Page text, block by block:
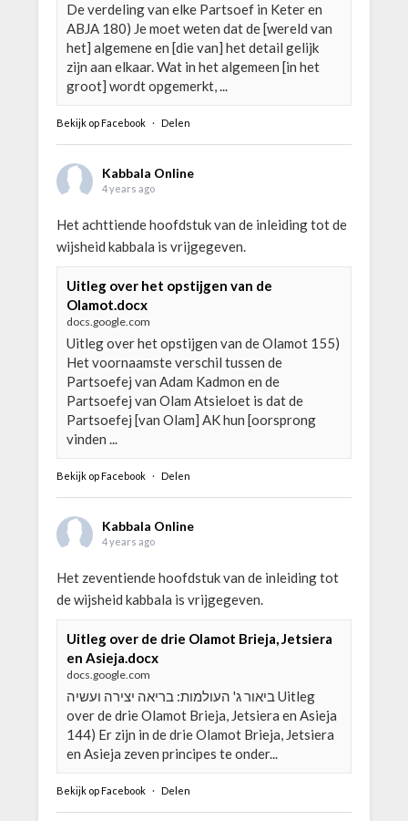
De verdeling van elke Partsoef in Keter en
ABJA 180) Je moet weten dat de [wereld van
het] algemene en [die van] het detail gelijk
zijn aan elkaar. Wat in het algemeen [in het
groot] wordt opgemerkt, ...
Bekijk op Facebook · Delen
Kabbala Online
4 years ago
Het achttiende hoofdstuk van de inleiding tot de
wijsheid kabbala is vrijgegeven.
Uitleg over het opstijgen van de
Olamot.docx
docs.google.com
Uitleg over het opstijgen van de Olamot 155)
Het voornaamste verschil tussen de
Partsoefej van Adam Kadmon en de
Partsoefej van Olam Atsieloet is dat de
Partsoefej [van Olam] AK hun [oorsprong
vinden ...
Bekijk op Facebook · Delen
Kabbala Online
4 years ago
Het zeventiende hoofdstuk van de inleiding tot
de wijsheid kabbala is vrijgegeven.
Uitleg over de drie Olamot Brieja, Jetsiera
en Asieja.docx
docs.google.com
ביאור ג' העולמות: בריאה יצירה ועשיה Uitleg
over de drie Olamot Brieja, Jetsiera en Asieja
144) Er zijn in de drie Olamot Brieja, Jetsiera
en Asieja zeven principes te onder...
Bekijk op Facebook · Delen